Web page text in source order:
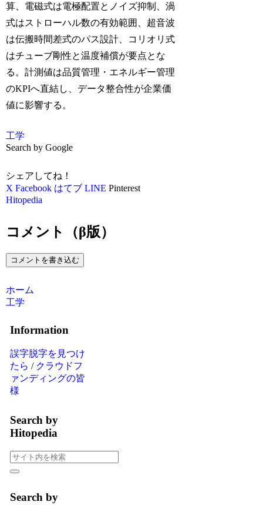
算、電磁式は電極配置とノイズ抑制、渦
式はストローハル数の有効範囲、超音波
は伝搬時間差式のパス設計、コリオリ式
はチューブ剛性と温度補償が要点とな
る。計測値は品質管理・エネルギー管理
のKPIへ直結し、データ整合性が企業価
値に影響する。
工学
Search by Google
シェアしてね！
X Facebook はてブ LINE Pinterest
Hitopedia
コメント（β版）
コメントを書き込む
ホーム
工学
Information
誤字脱字を見つけ
たら / クラウドフ
ァンディングの皆
様
Search by
Hitopedia
Search by